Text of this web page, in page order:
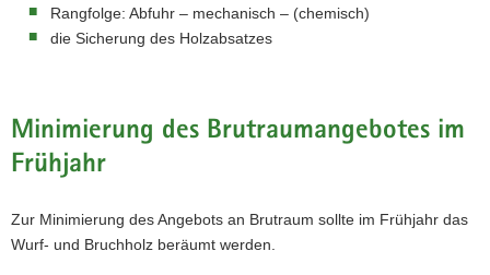
Rangfolge: Abfuhr – mechanisch – (chemisch)
die Sicherung des Holzabsatzes
Minimierung des Brutraumangebotes im
Frühjahr
Zur Minimierung des Angebots an Brutraum sollte im Frühjahr das
Wurf- und Bruchholz beräumt werden.